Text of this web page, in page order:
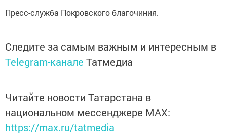
Пресс-служба Покровского благочиния.
Следите за самым важным и интересным в
Telegram-канале Татмедиа
Читайте новости Татарстана в
национальном мессенджере MАХ:
https://max.ru/tatmedia